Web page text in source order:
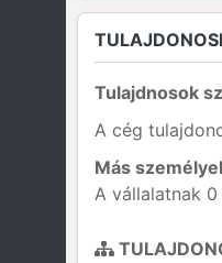
Tulajdnosok
A cég
Más
A vállalatnak